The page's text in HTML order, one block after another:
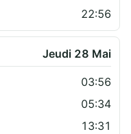
22:56
Jeudi 28 Mai
03:56
05:34
13:31